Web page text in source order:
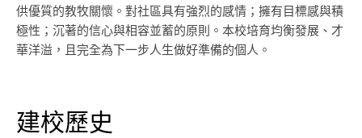
供優質的教牧關懷。對社區具有強烈的感情；擁有目標感與積
極性；沉著的信心與相容並蓄的原則。本校培育均衡發展、才
華洋溢，且完全為下一步人生做好準備的個人。
建校歷史